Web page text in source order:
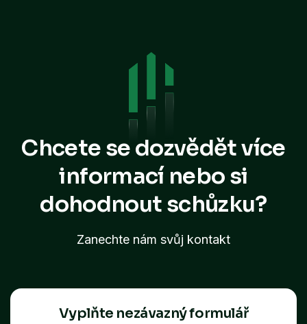
Chcete se dozvědět více
informací nebo si
dohodnout schůzku?
Zanechte nám svůj kontakt
Vyplňte nezávazný formulář